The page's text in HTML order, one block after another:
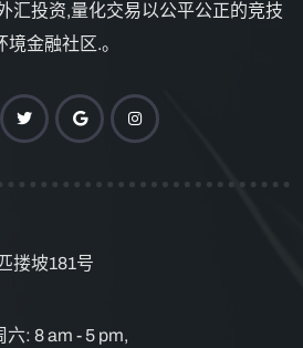
汇投资,量化交易以公平公正的竞技
境金融社区.。
搂坡181号
六: 8 am - 5 pm,